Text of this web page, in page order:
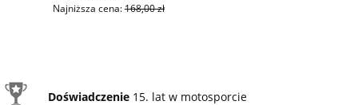
Najniższa cena:168,00 zł
Doświadczenie 15. lat w motosporcie